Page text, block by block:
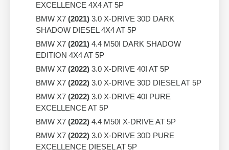
EXCELLENCE 4X4 AT 5P
BMW X7 (2021) 3.0 X-DRIVE 30D DARK
SHADOW DIESEL 4X4 AT 5P
BMW X7 (2021) 4.4 M50I DARK SHADOW
EDITION 4X4 AT 5P
BMW X7 (2022) 3.0 X-DRIVE 40I AT 5P
BMW X7 (2022) 3.0 X-DRIVE 30D DIESEL AT 5P
BMW X7 (2022) 3.0 X-DRIVE 40I PURE
EXCELLENCE AT 5P
BMW X7 (2022) 4.4 M50I X-DRIVE AT 5P
BMW X7 (2022) 3.0 X-DRIVE 30D PURE
EXCELLENCE DIESEL AT 5P